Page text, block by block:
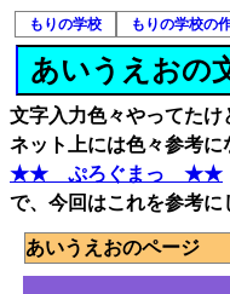
もりの学校 もりの学校の
あいうえおの
文字入力色々やってたけ
ネット上には色々参考
★★ ぷろぐまっ ★★
で、今回はこれを参考に
あいうえおのページ